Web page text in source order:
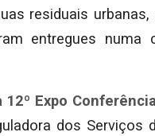
residuais
entregues numa
Expo
dos Serviços